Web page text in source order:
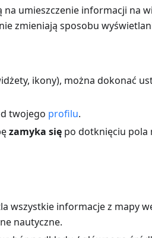
na umieszczenie informacji na
zmieniają sposobu
ikony), można dokonać
twojego profilu.
zamyka się po dotknięciu pola
wszystkie informacje z mapy
nautyczne.